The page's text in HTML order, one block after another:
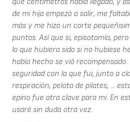
de mi hija empezó a salir, me
más y me hizo un corte
puntos. Así que si, episotomía,
lo que hubiera sido si no hubiese
había hecho se vió
seguridad con la que fui, junto a
respiración, pelota de pilates, ...
epino fue otra clave para mi. En
usaré sin duda otra vez.